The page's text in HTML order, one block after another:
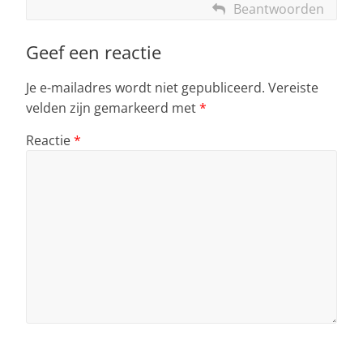
Beantwoorden
Geef een reactie
Je e-mailadres wordt niet gepubliceerd. Vereiste
velden zijn gemarkeerd met*
Reactie*